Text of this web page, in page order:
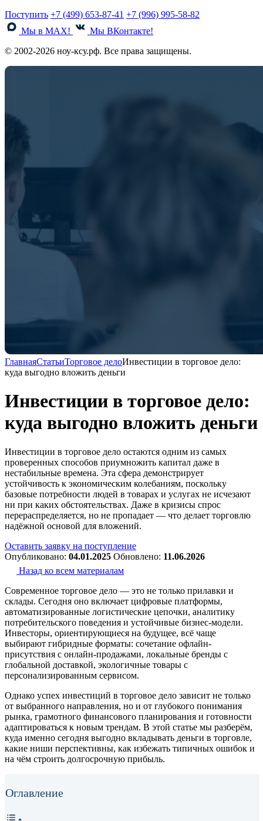
Поступить +7 (499) 653-87-41 +7 (996) 995-58-82
Мы в MAX!
Мы ВКонтакте!
© 2002-2026 ноу-ксу.рф. Все права защищены.
ГлавнаяСтатьиТорговое делоИнвестиции в торговое дело:
куда выгодно вложить деньги
Инвестиции в торговое дело:
куда выгодно вложить деньги
Инвестиции в торговое дело остаются одним из самых
проверенных способов приумножить капитал даже в
нестабильные времена. Эта сфера демонстрирует
устойчивость к экономическим колебаниям, поскольку
базовые потребности людей в товарах и услугах не исчезают
ни при каких обстоятельствах. Даже в кризисы спрос
перераспределяется, но не пропадает — что делает торговлю
надёжной основой для вложений.
Оставить заявку на поступление
Опубликовано: 04.01.2025 Обновлено: 11.06.2026
Назад ко всем материалам
Современное торговое дело — это не только прилавки и
склады. Сегодня оно включает цифровые платформы,
автоматизированные логистические цепочки, аналитику
потребительского поведения и устойчивые бизнес-модели.
Инвесторы, ориентирующиеся на будущее, всё чаще
выбирают гибридные форматы: сочетание офлайн-
присутствия с онлайн-продажами, локальные бренды с
глобальной доставкой, экологичные товары с
персонализированным сервисом.
Однако успех инвестиций в торговое дело зависит не только
от выбранного направления, но и от глубокого понимания
рынка, грамотного финансового планирования и готовности
адаптироваться к новым трендам. В этой статье мы разберём,
куда именно сегодня выгодно вкладывать деньги в торговле,
какие ниши перспективны, как избежать типичных ошибок и
на чём строить долгосрочную прибыль.
Оглавление